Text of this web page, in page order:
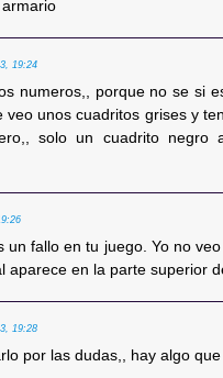
19:24
numeros,, porque no se si
veo unos cuadritos grises y
solo un cuadrito
un fallo en tu juego. Yo no
aparece en la parte superior
19:28
por las dudas,, hay algo